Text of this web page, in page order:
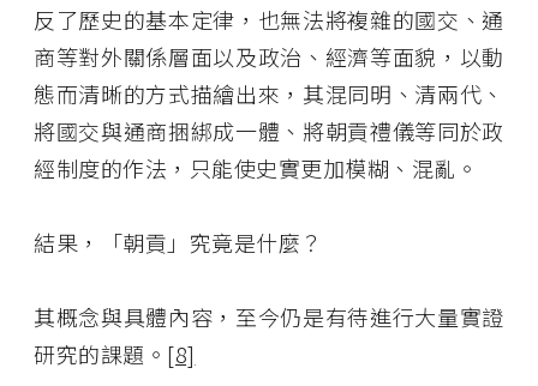
反了歷史的基本定律，也無法將複雜的國交、通
商等對外關係層面以及政治、經濟等面貌，以動
態而清晰的方式描繪出來，其混同明、清兩代、
將國交與通商捆綁成一體、將朝貢禮儀等同於政
經制度的作法，只能使史實更加模糊、混亂。
結果，「朝貢」究竟是什麼？
其概念與具體內容，至今仍是有待進行大量實證
研究的課題。 [8]